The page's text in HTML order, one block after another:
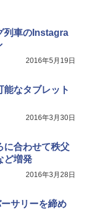
列車のInstagra
2016年5月19日
なタブレット
2016年3月30日
に合わせて秩父
ど増発
2016年3月28日
サリーを締め